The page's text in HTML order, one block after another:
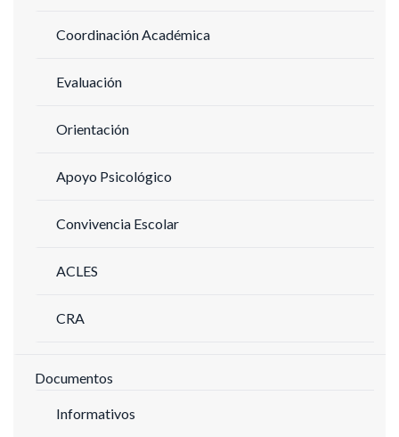
Coordinación Académica
Evaluación
Orientación
Apoyo Psicológico
Convivencia Escolar
ACLES
CRA
Documentos
Informativos